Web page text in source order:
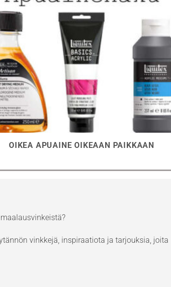
OIKEA APUAINE OIKEAAN PAIKKAAN
vinkkejä, inspiraatiota ja tarjouksia, joita